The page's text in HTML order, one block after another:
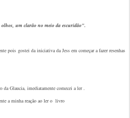
olhos, um clarão no meio da escuridão".
pois gostei da iniciativa da Jess em começar a fazer resenhas
da Glaucia, imediatamente comecei a ler .
a minha reação ao ler o livro